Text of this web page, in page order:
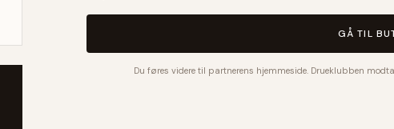
GÅ TIL
Du føres videre til partnerens hjemmeside. Drueklubben